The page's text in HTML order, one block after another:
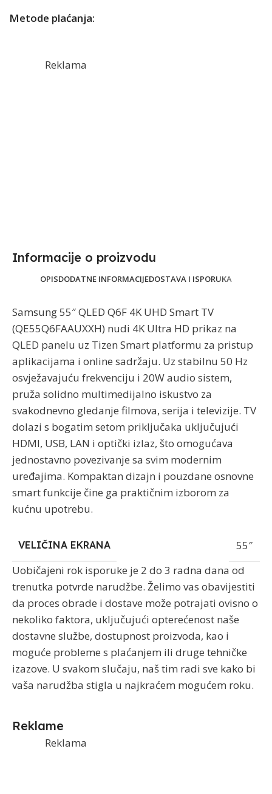
Metode plaćanja:
Reklama
Informacije o proizvodu​
OPISDODATNE INFORMACIJEDOSTAVA I ISPORUKA
Samsung 55″ QLED Q6F 4K UHD Smart TV
(QE55Q6FAAUXXH) nudi 4K Ultra HD prikaz na
QLED panelu uz Tizen Smart platformu za pristup
aplikacijama i online sadržaju. Uz stabilnu 50 Hz
osvježavajuću frekvenciju i 20W audio sistem,
pruža solidno multimedijalno iskustvo za
svakodnevno gledanje filmova, serija i televizije. TV
dolazi s bogatim setom priključaka uključujući
HDMI, USB, LAN i optički izlaz, što omogućava
jednostavno povezivanje sa svim modernim
uređajima. Kompaktan dizajn i pouzdane osnovne
smart funkcije čine ga praktičnim izborom za
kućnu upotrebu.
VELIČINA EKRANA
55″
Uobičajeni rok isporuke je 2 do 3 radna dana od
trenutka potvrde narudžbe. Želimo vas obavijestiti
da proces obrade i dostave može potrajati ovisno o
nekoliko faktora, uključujući opterećenost naše
dostavne službe, dostupnost proizvoda, kao i
moguće probleme s plaćanjem ili druge tehničke
izazove. U svakom slučaju, naš tim radi sve kako bi
vaša narudžba stigla u najkraćem mogućem roku.
Reklame
Reklama